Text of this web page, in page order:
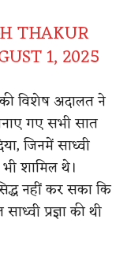
THAKUR
1, 2025
विशेष अदालत ने
गए सभी सात
जिनमें साध्वी
भी शामिल थे।
नहीं कर सका कि
प्रज्ञा की थी